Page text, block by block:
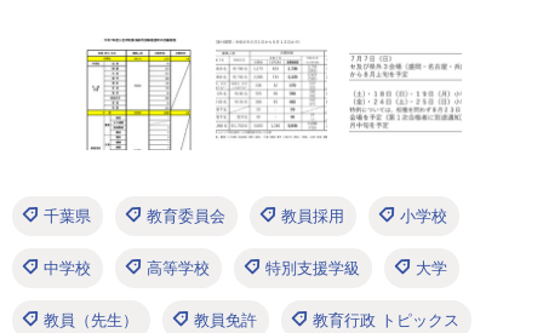
千葉県 教育委員会 教員採用 小学校
中学校 高等学校 特別支援学級 大学
教員（先生） 教員免許 教育行政 トピックス